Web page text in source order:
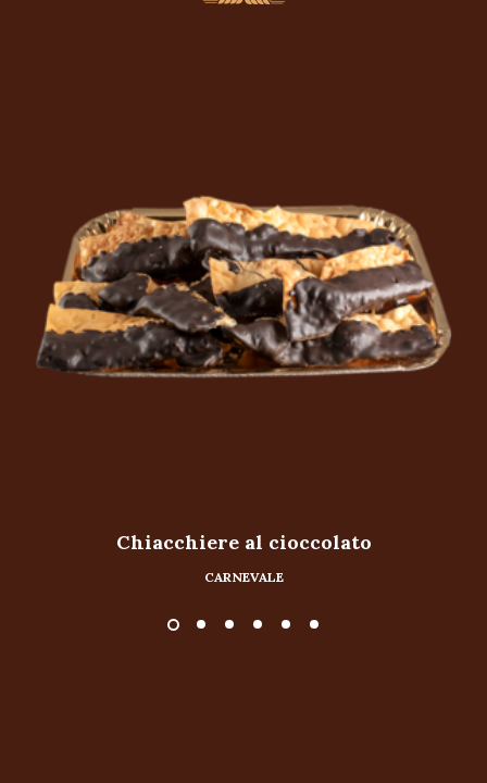
Chiacchiere al cioccolato
CARNEVALE